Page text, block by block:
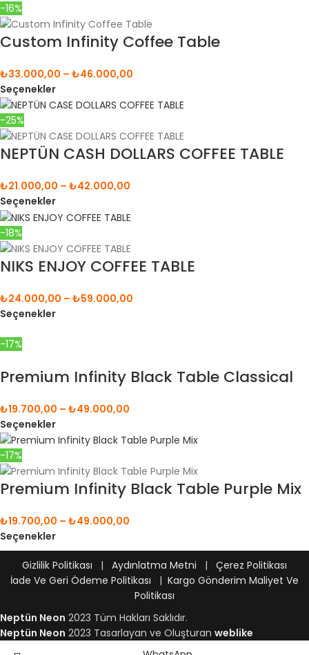
-16%
Custom Infinity Coffee Table
₺33.000,00 – ₺46.000,00
Seçenekler
-25%
NEPTÜN CASH DOLLARS COFFEE TABLE
₺21.000,00 – ₺42.000,00
Seçenekler
-18%
NIKS ENJOY COFFEE TABLE
₺24.000,00 – ₺59.000,00
Seçenekler
-17%
Premium Infinity Black Table Classical
₺19.700,00 – ₺49.000,00
Seçenekler
-17%
Premium Infinity Black Table Purple Mix
₺19.700,00 – ₺49.000,00
Seçenekler
Gizlilik Politikası | Aydınlatma Metni | Çerez Politikası
İade Ve Geri Ödeme Politikası | Kargo Gönderim Maliyet Ve
Politikası
Neptün Neon 2023 Tüm Hakları Saklıdır.
Neptün Neon 2023 Tasarlayan ve Oluşturan weblike